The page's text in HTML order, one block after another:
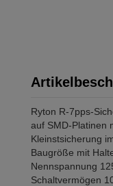
Ryton R-7pps-
auf SMD-Platinen
Kleinstsicherung
Baugröße mit
Nennspannung
Schaltvermögen